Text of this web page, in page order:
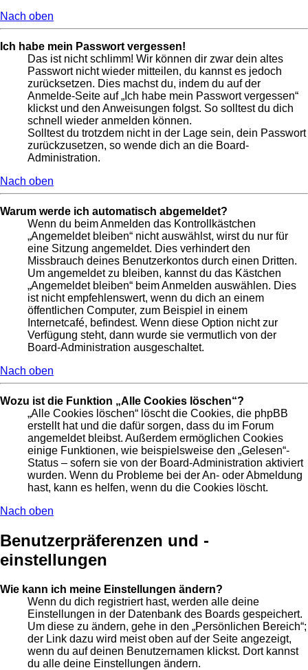
Nach oben
Ich habe mein Passwort vergessen!
Das ist nicht schlimm! Wir können dir zwar dein altes
Passwort nicht wieder mitteilen, du kannst es jedoch
zurücksetzen. Dies machst du, indem du auf der
Anmelde-Seite auf „Ich habe mein Passwort vergessen“
klickst und den Anweisungen folgst. So solltest du dich
schnell wieder anmelden können.
Solltest du trotzdem nicht in der Lage sein, dein Passwort
zurückzusetzen, so wende dich an die Board-
Administration.
Nach oben
Warum werde ich automatisch abgemeldet?
Wenn du beim Anmelden das Kontrollkästchen
„Angemeldet bleiben“ nicht auswählst, wirst du nur für
eine Sitzung angemeldet. Dies verhindert den
Missbrauch deines Benutzerkontos durch einen Dritten.
Um angemeldet zu bleiben, kannst du das Kästchen
„Angemeldet bleiben“ beim Anmelden auswählen. Dies
ist nicht empfehlenswert, wenn du dich an einem
öffentlichen Computer, zum Beispiel in einem
Internetcafé, befindest. Wenn diese Option nicht zur
Verfügung steht, dann wurde sie vermutlich von der
Board-Administration ausgeschaltet.
Nach oben
Wozu ist die Funktion „Alle Cookies löschen“?
„Alle Cookies löschen“ löscht die Cookies, die phpBB
erstellt hat und die dafür sorgen, dass du im Forum
angemeldet bleibst. Außerdem ermöglichen Cookies
einige Funktionen, wie beispielsweise den „Gelesen“-
Status – sofern sie von der Board-Administration aktiviert
wurden. Wenn du Probleme bei der An- oder Abmeldung
hast, kann es helfen, wenn du die Cookies löscht.
Nach oben
Benutzerpräferenzen und -
einstellungen
Wie kann ich meine Einstellungen ändern?
Wenn du dich registriert hast, werden alle deine
Einstellungen in der Datenbank des Boards gespeichert.
Um diese zu ändern, gehe in den „Persönlichen Bereich“;
der Link dazu wird meist oben auf der Seite angezeigt,
wenn du auf deinen Benutzernamen klickst. Dort kannst
du alle deine Einstellungen ändern.